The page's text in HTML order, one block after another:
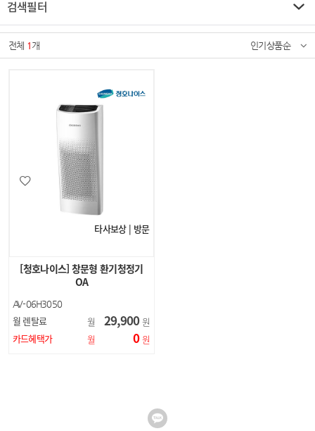
검색필터
전체 1 개 인기상품순
타사보상 | 방문
[청호나이스] 창문형 환기청정기
OA
AV-06H3050
월 렌탈료 월 29,900 원
카드혜택가
월 0 원